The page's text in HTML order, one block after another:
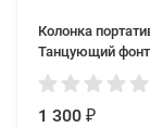
Колонка
Танцующий
1 300 ₽